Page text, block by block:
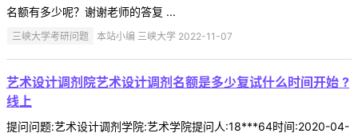
名额有多少呢？谢谢老师的答复 ...
三峡大学考研问题 本站小编 三峡大学 2022-11-07
艺术设计调剂院艺术设计调剂名额是多少复试什么时间开始 ?
线上
提问问题:艺术设计调剂学院:艺术学院提问人:18***64时间:2020-04-